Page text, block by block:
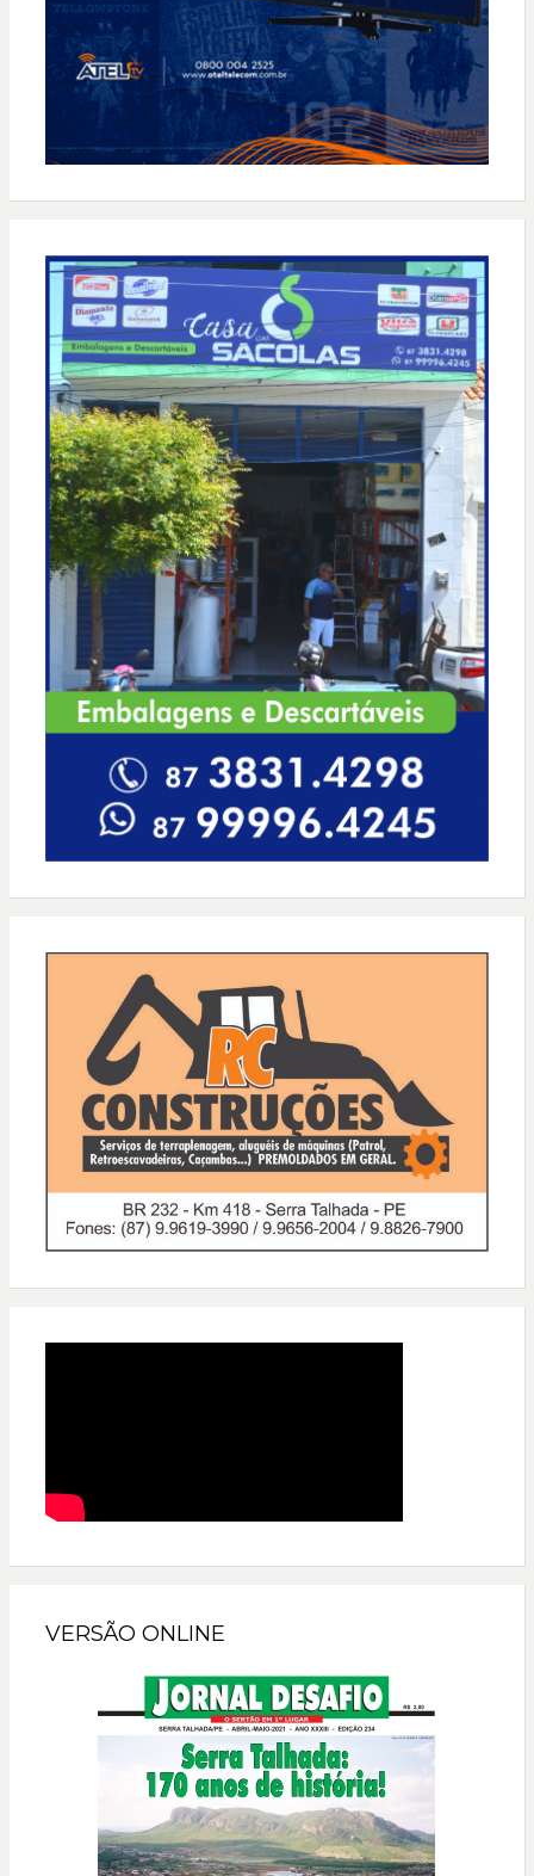
VERSÃO ONLINE